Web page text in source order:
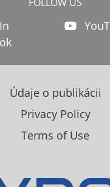
Údaje o publikácii
Privacy Policy
Terms of Use